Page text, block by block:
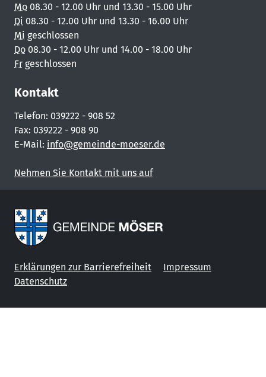
Mo 08.30 - 12.00 Uhr und 13.30 - 15.00 Uhr
Di 08.30 - 12.00 Uhr und 13.30 - 16.00 Uhr
Mi geschlossen
Do 08.30 - 12.00 Uhr und 14.00 - 18.00 Uhr
Fr geschlossen
Kontakt
Telefon: 039222 - 908 52
Fax: 039222 - 908 90
E-Mail: info@gemeinde-moeser.de
Nehmen Sie Kontakt mit uns auf
Erklärungen zur Barrierefreiheit
Impressum
Datenschutz